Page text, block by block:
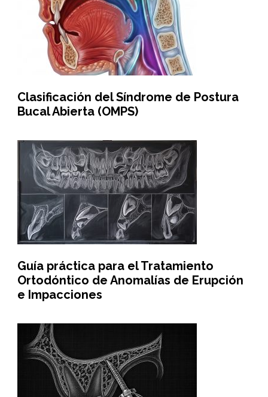
Clasificación del Síndrome de Postura
Bucal Abierta (OMPS)
Guía práctica para el Tratamiento
Ortodóntico de Anomalías de Erupción
e Impacciones